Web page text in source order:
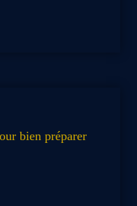
bien préparer